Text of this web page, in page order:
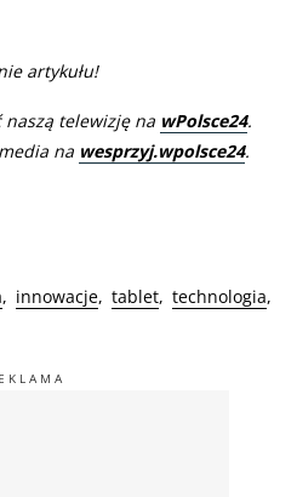
artykułu!
naszą telewizję na wPolsce24.
na wesprzyj.wpolsce24.
innowacje tablet technologia